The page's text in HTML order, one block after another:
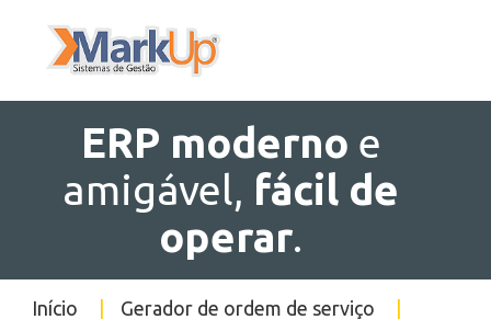
ERP moderno e
amigável, fácil de
operar.
Início Gerador de ordem de serviço